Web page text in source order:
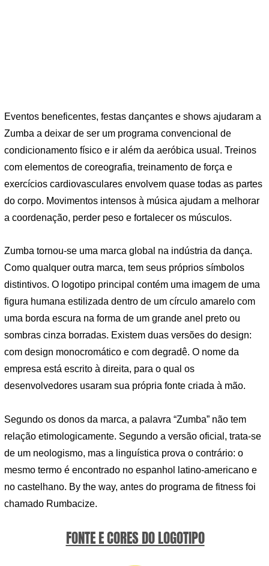
Eventos beneficentes, festas dançantes e shows ajudaram a
Zumba a deixar de ser um programa convencional de
condicionamento físico e ir além da aeróbica usual. Treinos
com elementos de coreografia, treinamento de força e
exercícios cardiovasculares envolvem quase todas as partes
do corpo. Movimentos intensos à música ajudam a melhorar
a coordenação, perder peso e fortalecer os músculos.
Zumba tornou-se uma marca global na indústria da dança.
Como qualquer outra marca, tem seus próprios símbolos
distintivos. O logotipo principal contém uma imagem de uma
figura humana estilizada dentro de um círculo amarelo com
uma borda escura na forma de um grande anel preto ou
sombras cinza borradas. Existem duas versões do design:
com design monocromático e com degradê. O nome da
empresa está escrito à direita, para o qual os
desenvolvedores usaram sua própria fonte criada à mão.
Segundo os donos da marca, a palavra “Zumba” não tem
relação etimologicamente. Segundo a versão oficial, trata-se
de um neologismo, mas a linguística prova o contrário: o
mesmo termo é encontrado no espanhol latino-americano e
no castelhano. By the way, antes do programa de fitness foi
chamado Rumbacize.
FONTE E CORES DO LOGOTIPO